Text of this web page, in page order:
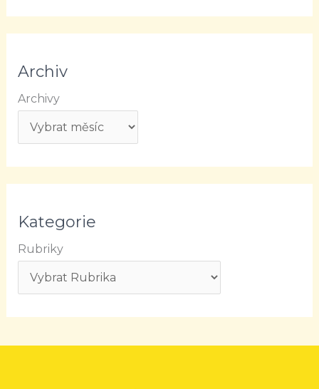
Archiv
Archivy
Kategorie
Rubriky